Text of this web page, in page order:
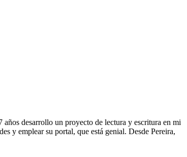
desarrollo un proyecto de lectura y escritura en mi
y emplear su portal, que está genial. Desde Pereira,